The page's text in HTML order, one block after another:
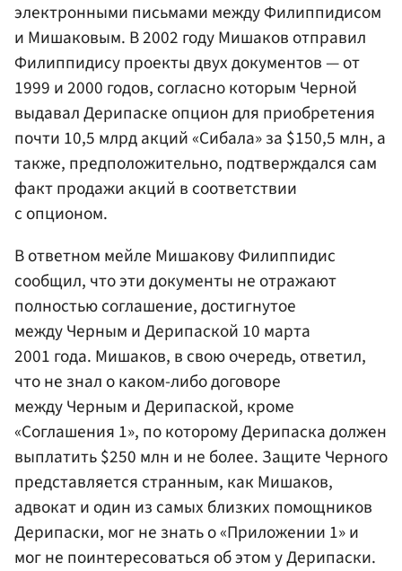
электронными письмами между Филиппидисом
и Мишаковым. В 2002 году Мишаков отправил
Филиппидису проекты двух документов — от
1999 и 2000 годов, согласно которым Черной
выдавал Дерипаске опцион для приобретения
почти 10,5 млрд акций «Сибала» за $150,5 млн, а
также, предположительно, подтверждался сам
факт продажи акций в соответствии
с опционом.
В ответном мейле Мишакову Филиппидис
сообщил, что эти документы не отражают
полностью соглашение, достигнутое
между Черным и Дерипаской 10 марта
2001 года. Мишаков, в свою очередь, ответил,
что не знал о каком-либо договоре
между Черным и Дерипаской, кроме
«Соглашения 1», по которому Дерипаска должен
выплатить $250 млн и не более. Защите Черного
представляется странным, как Мишаков,
адвокат и один из самых близких помощников
Дерипаски, мог не знать о «Приложении 1» и
мог не поинтересоваться об этом у Дерипаски.